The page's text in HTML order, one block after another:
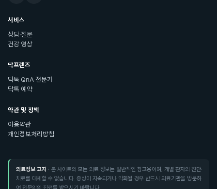
서비스
상담·질문
건강 영상
닥프렌즈
닥톡 QnA 전문가
닥톡 예약
약관 및 정책
이용약관
개인정보처리방침
의료정보 고지 · 본 사이트의 모든 의료 정보는 일반적인 참고용이며, 개별 환자의 진단·
치료를 대체할 수 없습니다. 증상이 지속되거나 악화될 경우 반드시 의료기관을 방문하
여 전문의의 진료를 받으시기 바랍니다.